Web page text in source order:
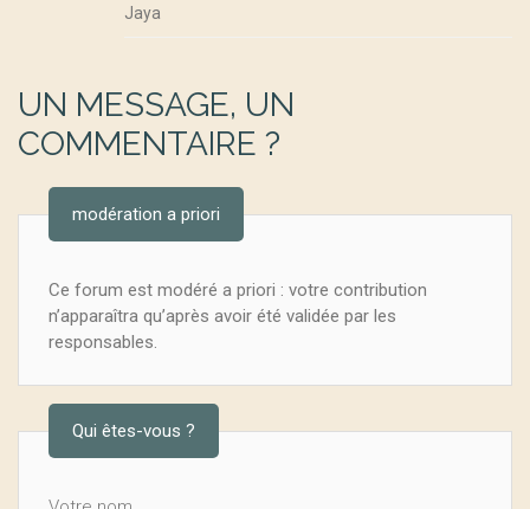
Jaya
UN MESSAGE, UN
COMMENTAIRE ?
modération a priori
Ce forum est modéré a priori : votre contribution
n’apparaîtra qu’après avoir été validée par les
responsables.
Qui êtes-vous ?